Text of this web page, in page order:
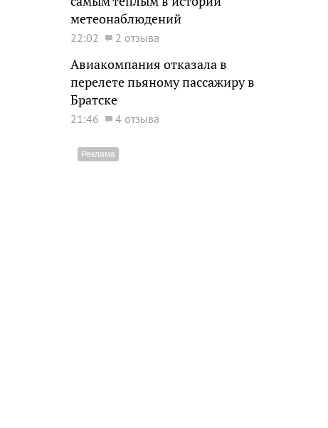
метеонаблюдений
22:02 2 отзыва
Авиакомпания отказала в
перелете пьяному пассажиру в
Братске
21:46 4 отзыва